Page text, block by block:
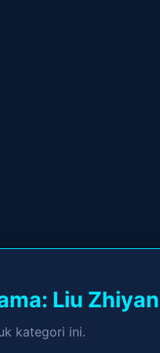
Liu
kategori ini.